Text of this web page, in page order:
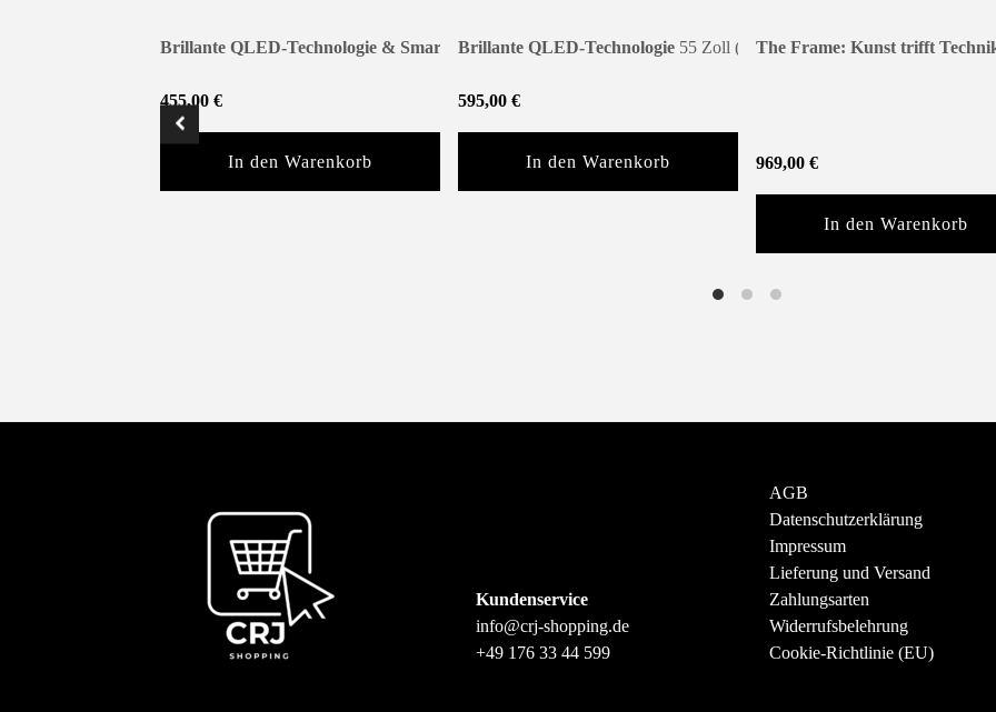
Brillante QLED-Technologie & Smart-TV für Ihr Zuhause43 Zoll (108 cm) 4K Ultra HD QLED Smart-TV mit
455,00 €
In den Warenkorb
Brillante QLED-Technologie 55 Zoll (138 cm) 4K Ultra HD QLED
595,00 €
In den Warenkorb
The Frame: Kunst trifft
969,00€
In den Warenkorb
Kundenservice
info@crj-shopping.de
+49 176 33 44 599
AGB
Datenschutzerklärung
Impressum
Lieferung und Versand
Zahlungsarten
Widerrufsbelehrung
Cookie-Richtlinie (EU)